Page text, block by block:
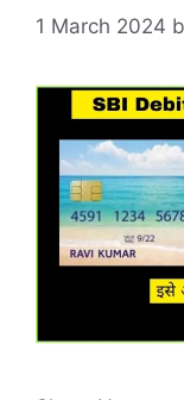
1 March 2024